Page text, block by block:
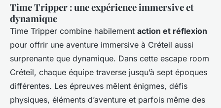
Time Tripper : une expérience immersive et
dynamique
Time Tripper combine habilement action et réflexion
pour offrir une aventure immersive à Créteil aussi
surprenante que dynamique. Dans cette escape room
Créteil, chaque équipe traverse jusqu’à sept époques
différentes. Les épreuves mêlent énigmes, défis
physiques, éléments d’aventure et parfois même des